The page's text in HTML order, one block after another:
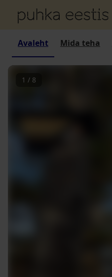
Avaleht Mida teha
1 / 8